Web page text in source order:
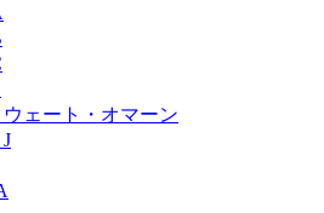
ェート・オマーン